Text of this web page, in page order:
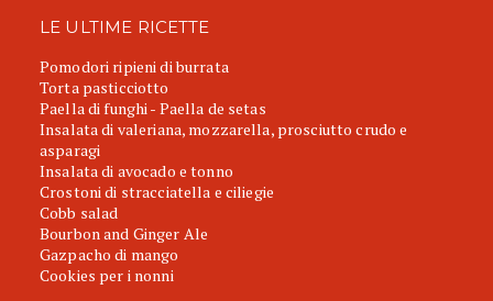
LE ULTIME RICETTE
Pomodori ripieni di burrata
Torta pasticciotto
Paella di funghi - Paella de setas
Insalata di valeriana, mozzarella, prosciutto crudo e
asparagi
Insalata di avocado e tonno
Crostoni di stracciatella e ciliegie
Cobb salad
Bourbon and Ginger Ale
Gazpacho di mango
Cookies per i nonni